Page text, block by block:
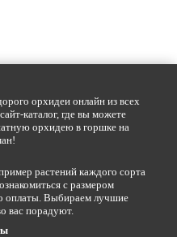
орхидеи онлайн из всех
каталог, где вы можете
орхидею в горшке на
растений каждого сорта
с размером
оплаты. Выбираем лучшие
вас порадуют.